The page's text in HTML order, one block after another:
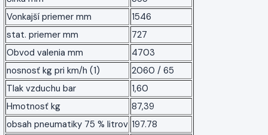
Vonkajší priemer mm
1546
stat. priemer mm
727
Obvod valenia mm
4703
nosnosť kg pri km/h (1)
2060 / 65
Tlak vzduchu bar
1,60
Hmotnosť kg
87,39
obsah pneumatiky 75 % litrov 197.78